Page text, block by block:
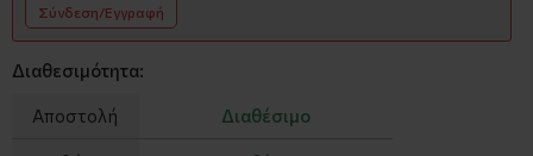
Σύνδεση/Εγγραφή
Διαθεσιμότητα:
Αποστολή Διαθέσιμο